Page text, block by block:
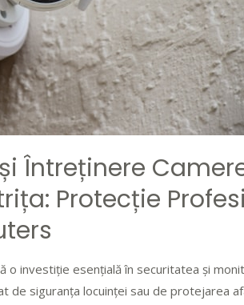
Întreținere
Protecție
investiție esențială în securitatea și
de siguranța locuinței sau de protejarea